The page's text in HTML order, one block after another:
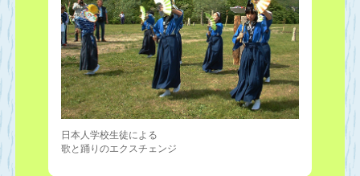
日本人学校生徒による
歌と踊りのエクスチェンジ